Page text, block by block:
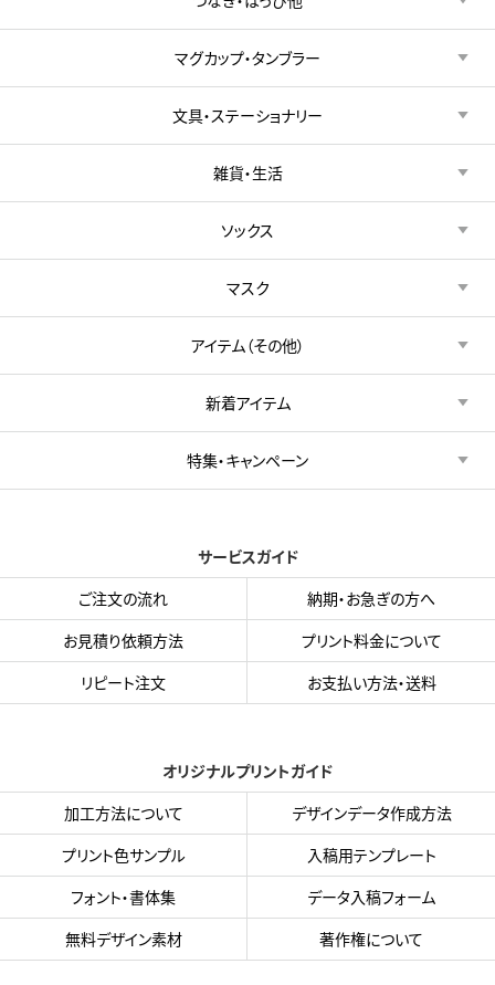
マグカップ・タンブラー
文具・ステーショナリー
雑貨・生活
ソックス
マスク
アイテム（その他）
新着アイテム
特集・キャンペーン
サービスガイド
ご注文の流れ
納期・お急ぎの方へ
お見積り依頼方法
プリント料金について
リピート注文
お支払い方法・送料
オリジナルプリントガイド
加工方法について
デザインデータ作成方法
プリント色サンプル
入稿用テンプレート
フォント・書体集
データ入稿フォーム
無料デザイン素材
著作権について